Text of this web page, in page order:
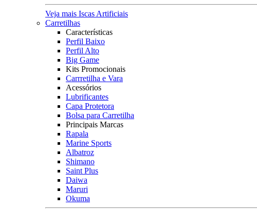
Veja mais Iscas Artificiais
Carretilhas
Características
Perfil Baixo
Perfil Alto
Big Game
Kits Promocionais
Carrretilha e Vara
Acessórios
Lubrificantes
Capa Protetora
Bolsa para Carretilha
Principais Marcas
Rapala
Marine Sports
Albatroz
Shimano
Saint Plus
Daiwa
Maruri
Okuma